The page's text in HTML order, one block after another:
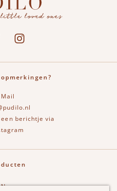
Facebook
Bekijk onze Instagram pagina
Mail
berichtje via
New